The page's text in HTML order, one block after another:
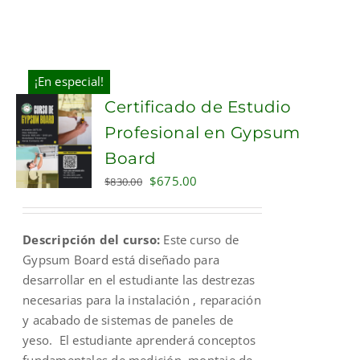
¡En especial!
ADD TO
CART
Certificado de Estudio
Profesional en Gypsum
Board
$830.00 Original
$830.00.
$675.00
$675.00.
Descripción del curso: Este curso de
Gypsum Board está diseñado para
desarrollar en el estudiante las destrezas
necesarias para la instalación , reparación
y acabado de sistemas de paneles de
yeso. El estudiante aprenderá conceptos